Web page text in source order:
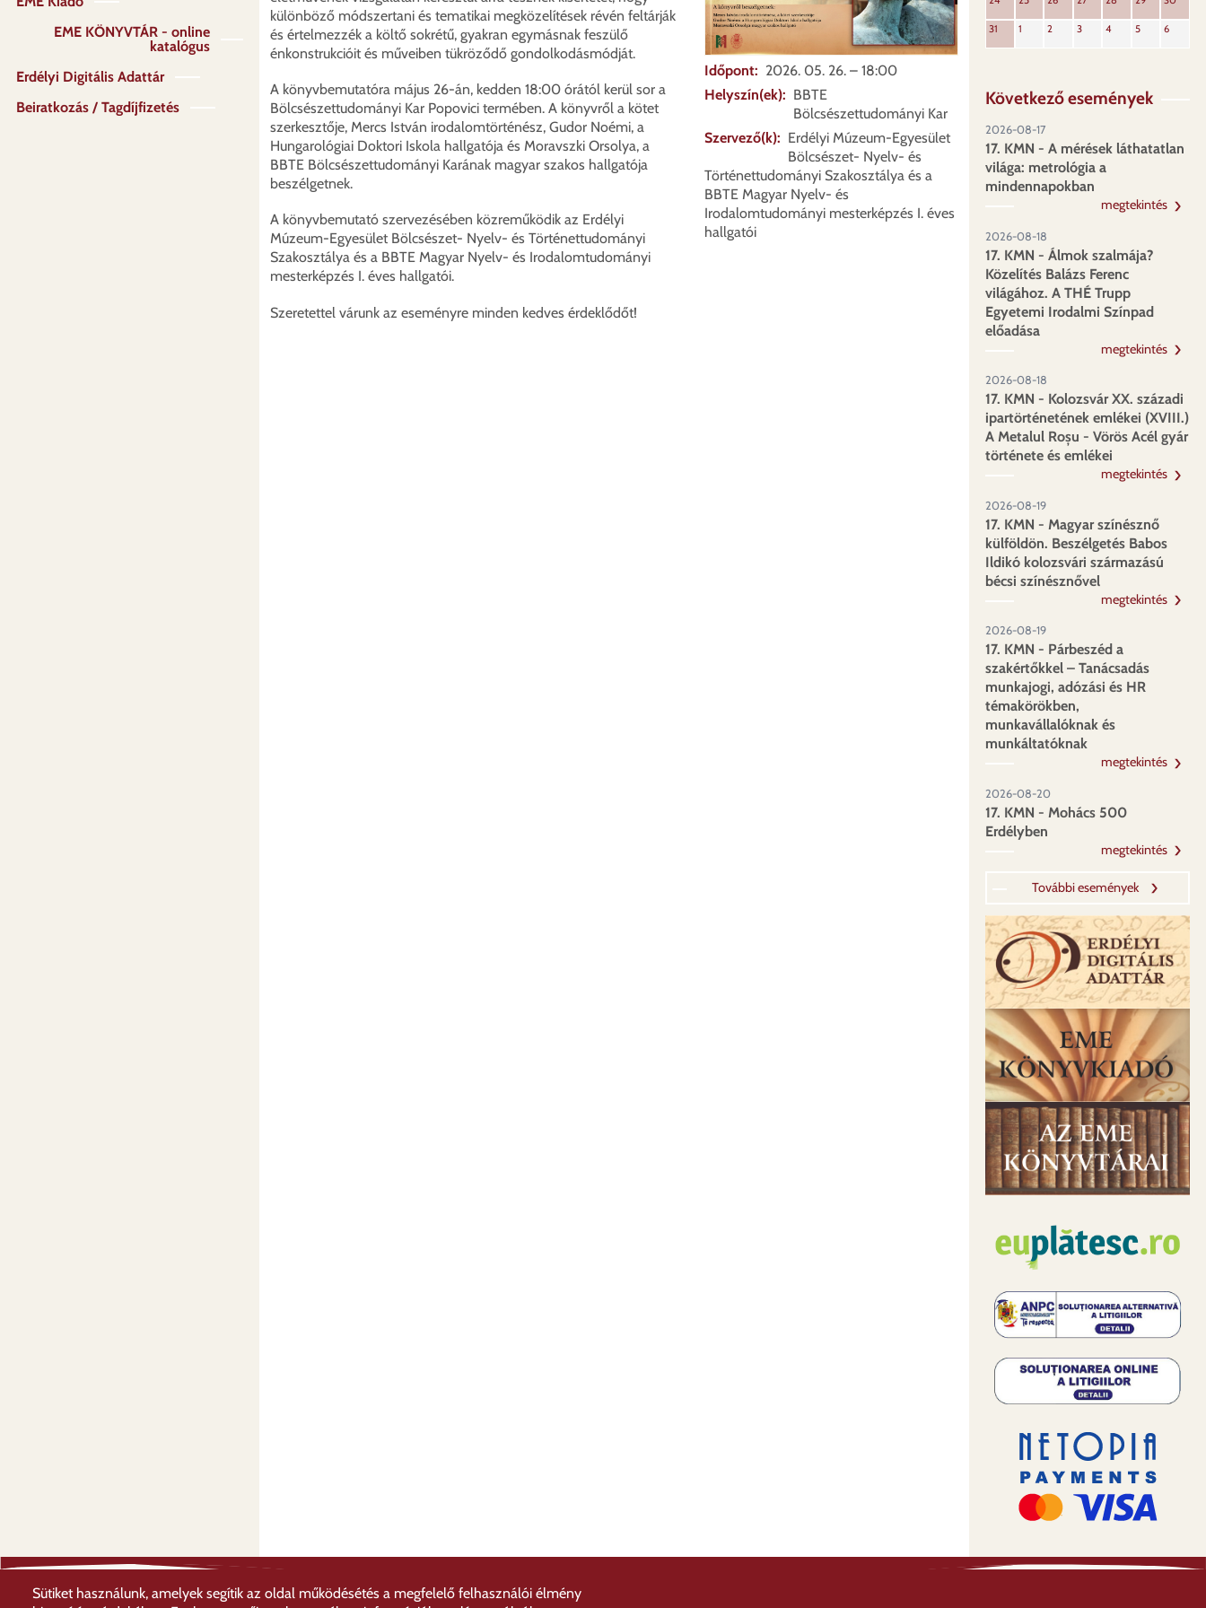
Időpont
2026. 05. 26. – 18:00
Helyszín(ek)
BBTE
Bölcsészettudományi Kar
Szervező(k)
Erdélyi Múzeum-Egyesület
Bölcsészet- Nyelv- és
Történettudományi Szakosztálya és a
BBTE Magyar Nyelv- és
Irodalomtudományi mesterképzés I. éves
hallgatói
különböző módszertani és tematikai megközelítések révén feltárják
és értelmezzék a költő sokrétű, gyakran egymásnak feszülő
énkonstrukcióit és műveiben tükröződő gondolkodásmódját.
A könyvbemutatóra május 26-án, kedden 18:00 órától kerül sor a
Bölcsészettudományi Kar Popovici termében. A könyvről a kötet
szerkesztője, Mercs István irodalomtörténész, Gudor Noémi, a
Hungarológiai Doktori Iskola hallgatója és Moravszki Orsolya, a
BBTE Bölcsészettudományi Karának magyar szakos hallgatója
beszélgetnek.
A könyvbemutató szervezésében közreműködik az Erdélyi
Múzeum-Egyesület Bölcsészet- Nyelv- és Történettudományi
Szakosztálya és a BBTE Magyar Nyelv- és Irodalomtudományi
mesterképzés I. éves hallgatói.
Szeretettel várunk az eseményre minden kedves érdeklődőt!
EME KÖNYVTÁR - online
katalógus
Erdélyi Digitális Adattár
Beiratkozás / Tagdíjfizetés
31 1 2 3 4 5 6
Következő események
2026-08-17
17. KMN - A mérések láthatatlan
világa: metrológia a
mindennapokban
megtekintés
2026-08-18
17. KMN - Álmok szalmája?
Közelítés Balázs Ferenc
világához. A THÉ Trupp
Egyetemi Irodalmi Színpad
előadása
megtekintés
2026-08-18
17. KMN - Kolozsvár XX. századi
ipartörténetének emlékei (XVIII.)
A Metalul Roșu - Vörös Acél gyár
története és emlékei
megtekintés
2026-08-19
17. KMN - Magyar színésznő
külföldön. Beszélgetés Babos
Ildikó kolozsvári származású
bécsi színésznővel
megtekintés
2026-08-19
17. KMN - Párbeszéd a
szakértőkkel – Tanácsadás
munkajogi, adózási és HR
témakörökben,
munkavállalóknak és
munkáltatóknak
megtekintés
2026-08-20
17. KMN - Mohács 500
Erdélyben
megtekintés
További események
Sütiket használunk, amelyek segítik az oldal működésétés a megfelelő felhasználói élmény